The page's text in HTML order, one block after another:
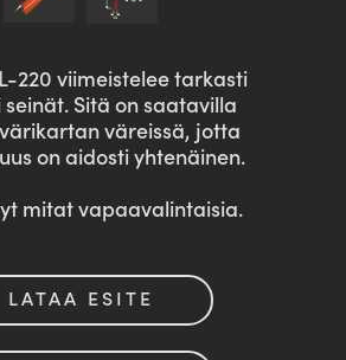
220 viimeistelee tarkasti
seinät. Sitä on saatavilla
väreissä, jotta
on aidosti yhtenäinen.
mitat vapaavalintaisia.
LATAA ESITE